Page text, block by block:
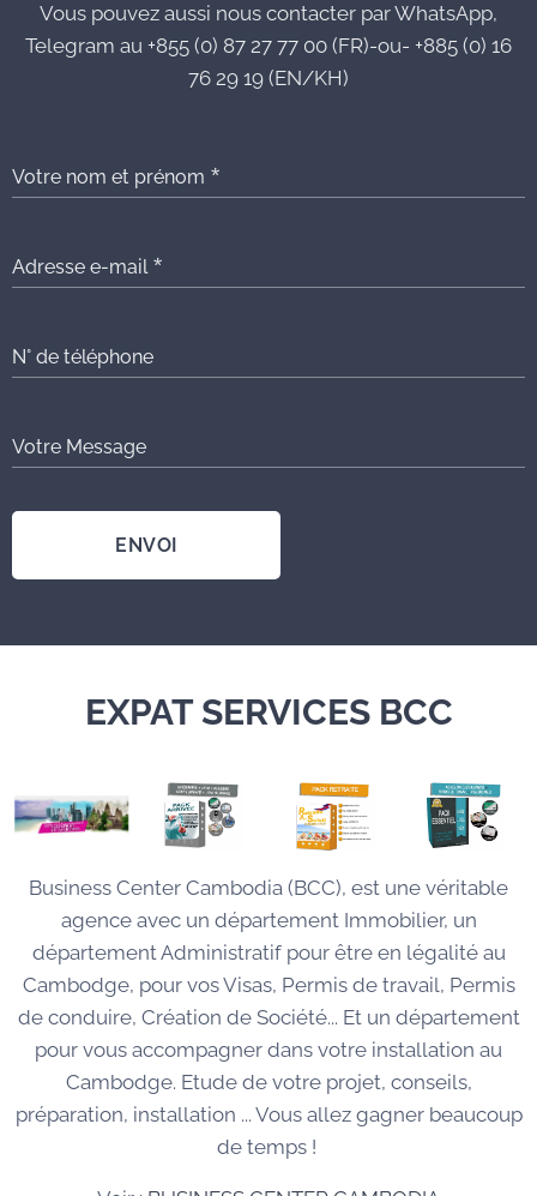
Vous pouvez aussi nous contacter par WhatsApp,
Telegram au +855 (0) 87 27 77 00 (FR)-ou- +885 (0) 16
76 29 19 (EN/KH)
Votre nom et prénom
Adresse e-mail
N° de téléphone
Votre Message
ENVOI
EXPAT SERVICES BCC
Business Center Cambodia (BCC), est une véritable
agence avec un département Immobilier, un
département Administratif pour être en légalité au
Cambodge, pour vos Visas, Permis de travail, Permis
de conduire, Création de Société... Et un département
pour vous accompagner dans votre installation au
Cambodge. Etude de votre projet, conseils,
préparation, installation ... Vous allez gagner beaucoup
de temps !